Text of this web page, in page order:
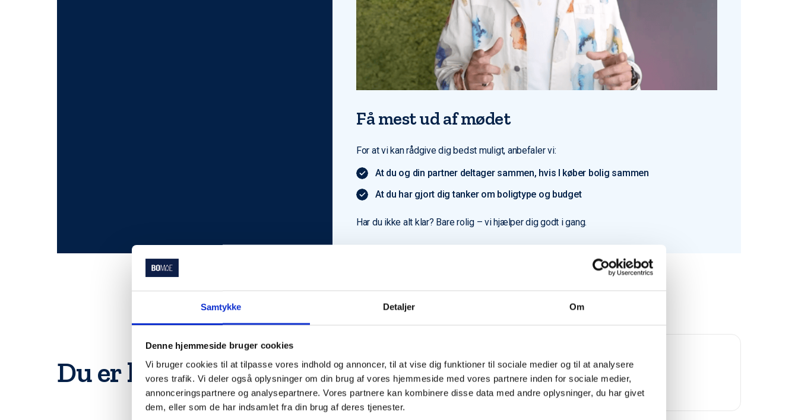
Samtykke Detaljer Om
Denne hjemmeside bruger cookies
Vi bruger cookies til at tilpasse vores indhold og annoncer, til at vise dig funktioner til sociale medier og til at analysere
vores trafik. Vi deler også oplysninger om din brug af vores hjemmeside med vores partnere inden for sociale medier,
annonceringspartnere og analysepartnere. Vores partnere kan kombinere disse data med andre oplysninger, du har givet
dem, eller som de har indsamlet fra din brug af deres tjenester.
Få mest ud af mødet
For at vi kan rådgive dig bedst muligt, anbefaler vi:
At du og din partner deltager sammen, hvis I køber bolig sammen
At du har gjort dig tanker om boligtype og budget
Har du ikke alt klar? Bare rolig – vi hjælper dig godt i gang.
Du er langt fra den eneste der bruger Bomae